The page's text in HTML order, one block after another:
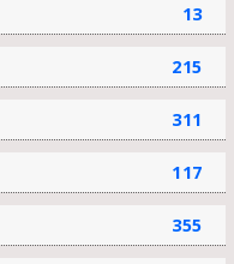
13
215
311
117
355